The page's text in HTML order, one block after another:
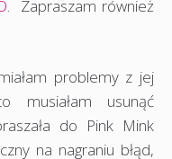
. Zapraszam również
problemy z jej
usunąć
do Pink Mink
na nagraniu błąd,